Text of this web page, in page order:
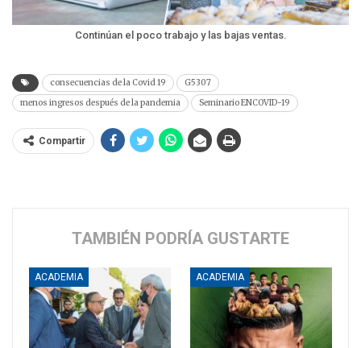
Continúan el poco trabajo y las bajas ventas.
consecuencias de la Covid 19
G5307
menos ingresos después de la pandemia
Seminario ENCOVID-19
Compartir
TAMBIÉN PODRÍA GUSTARTE
ACADEMIA ACADEMIA